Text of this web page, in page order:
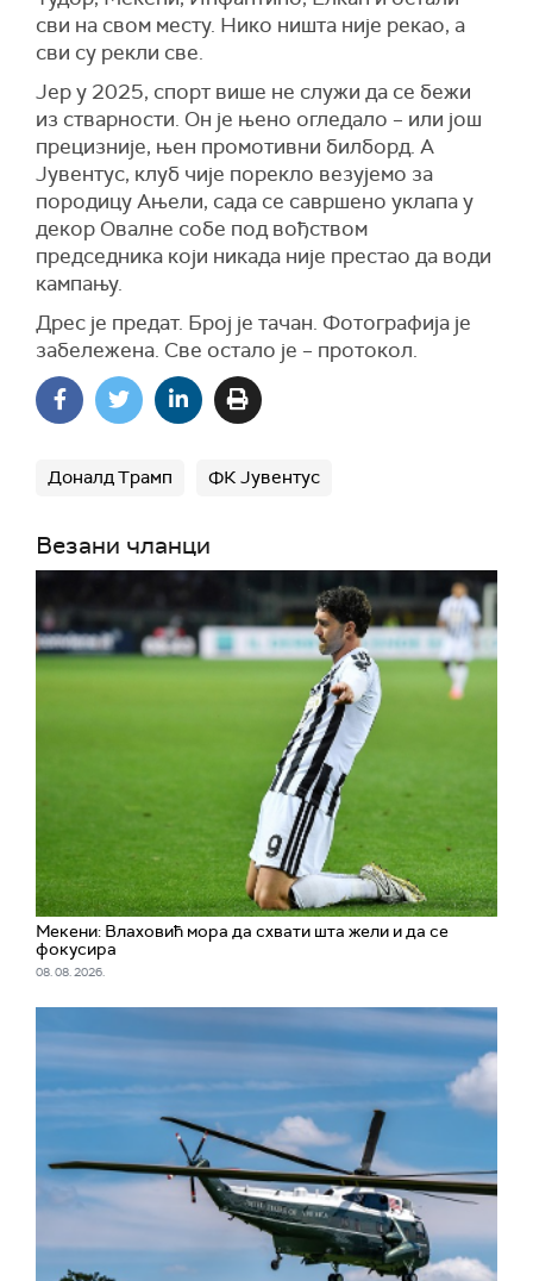
сви на свом месту. Нико ништа није рекао, а
сви су рекли све.
Јер у 2025, спорт више не служи да се бежи
из стварности. Он је њено огледало – или још
прецизније, њен промотивни билборд. А
Јувентус, клуб чије порекло везујемо за
породицу Ањели, сада се савршено уклапа у
декор Овалне собе под вођством
председника који никада није престао да води
кампању.
Дрес је предат. Број је тачан. Фотографија је
забележена. Све остало је – протокол.
Доналд Трамп ФК Јувентус
Везани чланци
Мекени: Влаховић мора да схвати шта жели и да се
фокусира
08. 08. 2026.